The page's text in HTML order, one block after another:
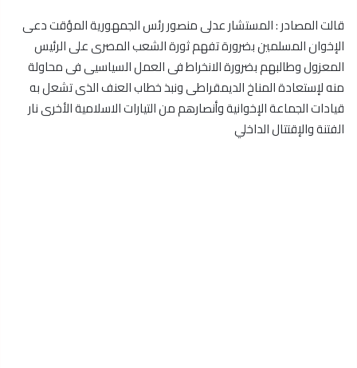
قالت المصادر : المستشار عدلى منصور رئس الجمهورية المؤقت دعى
الإخوان المسلمين بضرورة تفهم ثورة الشعب المصرى على الرئيس
المعزول وطالبهم بضرورة الانخراط فى العمل السياسيى فى محاولة
منه لإستعادة المناخ الديمقراطى ونبذ خطاب العنف الذى تشعل به
قيادات الجماعة الإخوانية وأنصارهم من التيارات الاسلامية الأخرى نار
الفتنة والإقتتال الداخلي